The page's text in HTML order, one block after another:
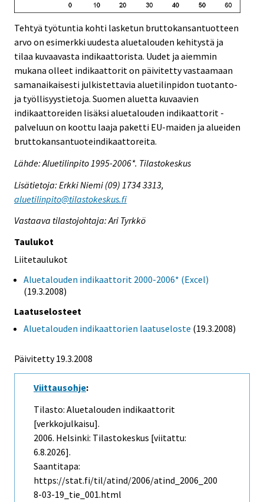
Tehtyä työtuntia kohti lasketun bruttokansantuotteen
arvo on esimerkki uudesta aluetalouden kehitystä ja
tilaa kuvaavasta indikaattorista. Uudet ja aiemmin
mukana olleet indikaattorit on päivitetty vastaamaan
samanaikaisesti julkistettavia aluetilinpidon tuotanto-
ja työllisyystietoja. Suomen aluetta kuvaavien
indikaattoreiden lisäksi aluetalouden indikaattorit -
palveluun on koottu laaja paketti EU-maiden ja alueiden
bruttokansantuoteindikaattoreita.
Lähde: Aluetilinpito 1995-2006*. Tilastokeskus
Lisätietoja: Erkki Niemi (09) 1734 3313,
aluetilinpito@tilastokeskus.fi
Vastaava tilastojohtaja: Ari Tyrkkö
Taulukot
Liitetaulukot
Aluetalouden indikaattorit 2000-2006* (Excel)
(19.3.2008)
Laatuselosteet
Aluetalouden indikaattorien laatuseloste (19.3.2008)
Päivitetty19.3.2008
Viittausohje:
Tilasto: Aluetalouden indikaattorit
[verkkojulkaisu].
2006. Helsinki: Tilastokeskus [viitattu:
6.8.2026].
Saantitapa:
https://stat.fi/til/atind/2006/atind_2006_200
8-03-19_tie_001.html